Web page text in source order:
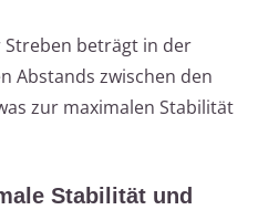
Streben beträgt in der
Abstands zwischen den
zur maximalen Stabilität
Stabilität und